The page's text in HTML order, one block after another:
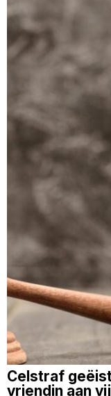
Celstraf
vriendin aan